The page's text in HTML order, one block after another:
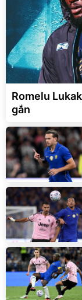
Romelu
gắn